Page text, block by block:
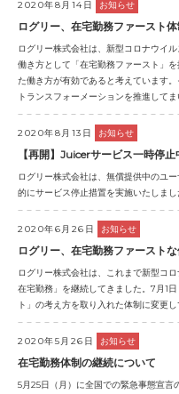
2020年8月14日 お知らせ
ログリー、在宅勤務ファースト
ログリー株式会社は、新型コロナウイ
働き方として「在宅勤務ファースト」
た働き方が有効であると考えています
トランスフォーメーションを推進してま
2020年8月13日 お知らせ
【再開】Juicerサービス一時停
ログリー株式会社は、無償提供中のユ
的にサービス停止措置を実施いたしまし
2020年6月26日 お知らせ
ログリー、在宅勤務ファースト
ログリー株式会社は、これまで新型コ
在宅勤務」を継続してきました。7月1
ト」の考え方を取り入れた体制に変更し
2020年5月26日 お知らせ
在宅勤務体制の継続について
5月25日（月）に全国での緊急事態宣